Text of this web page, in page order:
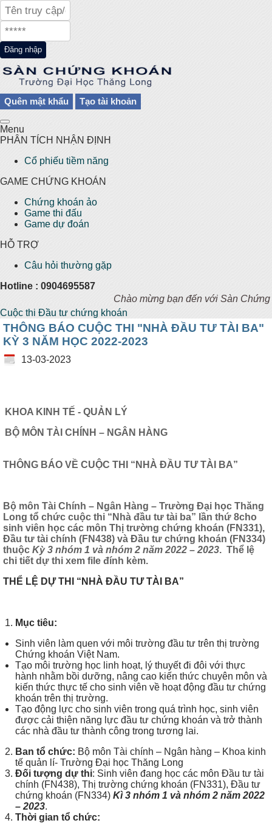
Đăng nhập
Quên mật khẩu Tạo tài khoản
Menu
PHÂN TÍCH NHẬN ĐỊNH
Cổ phiếu tiềm năng
GAME CHỨNG KHOÁN
Chứng khoán ảo
Game thi đấu
Game dự đoán
HỖ TRỢ
Câu hỏi thường gặp
Hotline : 0904695587
Chào mừng bạn đến với Sàn Chứng
Cuộc thi Đầu tư chứng khoán
THÔNG BÁO CUỘC THI "NHÀ ĐẦU TƯ TÀI BA"
KỲ 3 NĂM HỌC 2022-2023
13-03-2023
KHOA KINH TẾ - QUẢN LÝ
BỘ MÔN TÀI CHÍNH – NGÂN HÀNG
THÔNG BÁO VỀ CUỘC THI “NHÀ ĐẦU TƯ TÀI BA”
Bộ môn Tài Chính – Ngân Hàng – Trường Đại học Thăng
Long tổ chức cuộc thi “Nhà đầu tư tài ba” lần thứ 8cho
sinh viên học các môn Thị trường chứng khoán (FN331),
Đầu tư tài chính (FN438) và Đầu tư chứng khoán (FN334)
thuộc Kỳ3 nhóm 1 và nhóm 2 năm 2022 – 2023. Thể lệ
chi tiết dự thi xem file đính kèm.
THỂ LỆ DỰ THI “NHÀ ĐẦU TƯ TÀI BA”
Mục tiêu:
Sinh viên làm quen với môi trường đầu tư trên thị trường
Chứng khoán Việt Nam.
Tạo môi trường học linh hoạt, lý thuyết đi đôi với thực
hành nhằm bồi dưỡng, nâng cao kiến thức chuyên môn và
kiến thức thực tế cho sinh viên về hoạt động đầu tư chứng
khoán trên thị trường.
Tạo động lực cho sinh viên trong quá trình học, sinh viên
được cải thiện năng lực đầu tư chứng khoán và trở thành
các nhà đầu tư thành công trong tương lai.
Ban tổ chức: Bộ môn Tài chính – Ngân hàng – Khoa kinh
tế quản lí- Trường Đại học Thăng Long
Đối tượng dự thi: Sinh viên đang học các môn Đầu tư tài
chính (FN438), Thị trường chứng khoán (FN331), Đầu tư
chứng khoán (FN334) Kì3 nhóm 1 và nhóm 2 năm 2022
– 2023.
Thời gian tổ chức: